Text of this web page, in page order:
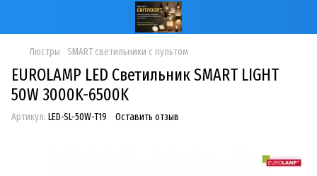
Люстры SMART светильники с пультом
EUROLAMP LED Светильник SMART LIGHT
50W 3000K-6500K
Артикул: LED-SL-50W-T19 Оставить отзыв